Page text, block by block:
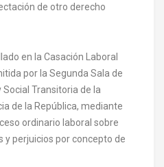
de otro derecho
en la Casación Laboral
por la Segunda Sala de
Transitoria de la
de la República, mediante
ordinario laboral sobre
y perjuicios por concepto de